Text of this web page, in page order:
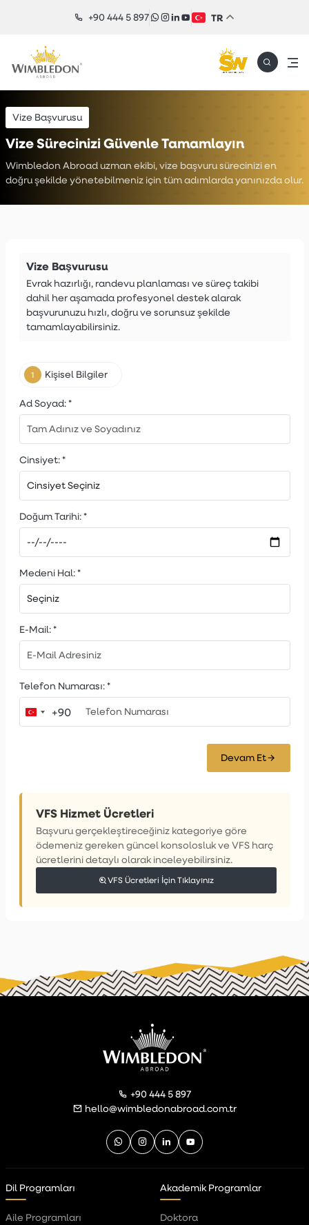
+90 444 5 897 TR
Vize Başvurusu
Vize Sürecinizi Güvenle Tamamlayın
Wimbledon Abroad uzman ekibi, vize başvuru sürecinizi en
doğru şekilde yönetebilmeniz için tüm adımlarda yanınızda olur.
Vize Başvurusu
Evrak hazırlığı, randevu planlaması ve süreç takibi
dahil her aşamada profesyonel destek alarak
başvurunuzu hızlı, doğru ve sorunsuz şekilde
tamamlayabilirsiniz.
1 Kişisel Bilgiler
Ad Soyad:*
Cinsiyet:*
Doğum Tarihi:*
Medeni Hal:*
E-Mail:*
Telefon Numarası:*
Turkey
+90
Devam Et
VFS Hizmet Ücretleri
Başvuru gerçekleştireceğiniz kategoriye göre
ödemeniz gereken güncel konsolosluk ve VFS harç
ücretlerini detaylı olarak inceleyebilirsiniz.
VFS Ücretleri İçin Tıklayınız
+90 444 5 897
hello@wimbledonabroad.com.tr
Dil Programları
Aile Programları
Akademik Programlar
Doktora